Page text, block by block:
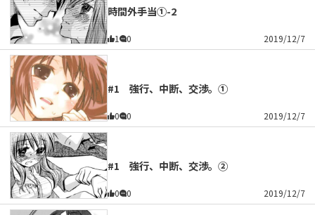
時間外手当①-2
1 0 2019/12/7
#1 強行、中断、交渉。①
0 0 2019/12/7
#1 強行、中断、交渉。②
0 0 2019/12/7